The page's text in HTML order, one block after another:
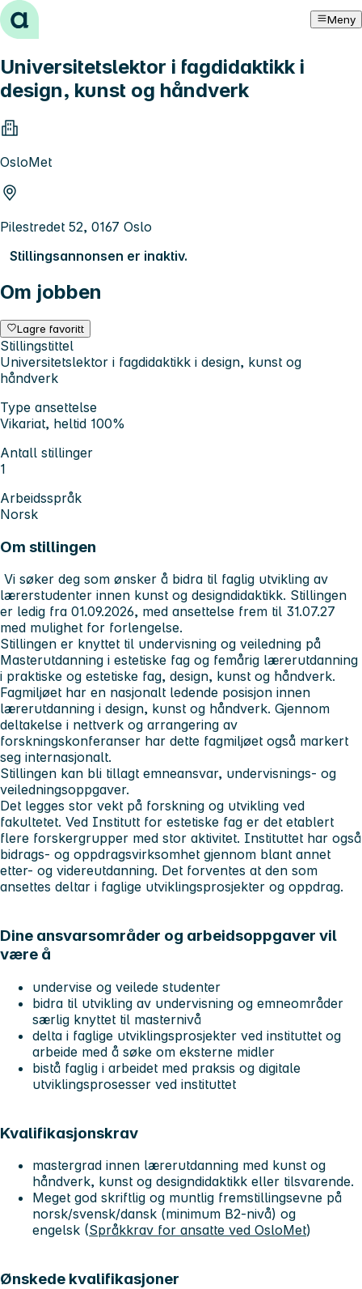
Hopp til innhold Meny
Universitetslektor i fagdidaktikk i
design, kunst og håndverk
OsloMet
Pilestredet 52, 0167 Oslo
Stillingsannonsen er inaktiv.
Om jobben
Lagre favoritt
Stillingstittel
Universitetslektor i fagdidaktikk i design, kunst og
håndverk
Type ansettelse
Vikariat, heltid 100%
Antall stillinger
1
Arbeidsspråk
Norsk
Om stillingen
Vi søker deg som ønsker å bidra til faglig utvikling av
lærerstudenter innen kunst og designdidaktikk. Stillingen
er ledig fra 01.09.2026, med ansettelse frem til 31.07.27
med mulighet for forlengelse.
Stillingen er knyttet til undervisning og veiledning på
Masterutdanning i estetiske fag og femårig lærerutdanning
i praktiske og estetiske fag, design, kunst og håndverk.
Fagmiljøet har en nasjonalt ledende posisjon innen
lærerutdanning i design, kunst og håndverk. Gjennom
deltakelse i nettverk og arrangering av
forskningskonferanser har dette fagmiljøet også markert
seg internasjonalt.
Stillingen kan bli tillagt emneansvar, undervisnings- og
veiledningsoppgaver.
Det legges stor vekt på forskning og utvikling ved
fakultetet. Ved Institutt for estetiske fag er det etablert
flere forskergrupper med stor aktivitet. Instituttet har også
bidrags- og oppdragsvirksomhet gjennom blant annet
etter- og videreutdanning. Det forventes at den som
ansettes deltar i faglige utviklingsprosjekter og oppdrag.
Dine ansvarsområder og arbeidsoppgaver vil
være å
undervise og veilede studenter
bidra til utvikling av undervisning og emneområder
særlig knyttet til masternivå
delta i faglige utviklingsprosjekter ved instituttet og
arbeide med å søke om eksterne midler
bistå faglig i arbeidet med praksis og digitale
utviklingsprosesser ved instituttet
Kvalifikasjonskrav
mastergrad innen lærerutdanning med kunst og
håndverk, kunst og designdidaktikk eller tilsvarende.
Meget god skriftlig og muntlig fremstillingsevne på
norsk/svensk/dansk (minimum B2-nivå) og
engelsk (Språkkrav for ansatte ved OsloMet)
Ønskede kvalifikasjoner